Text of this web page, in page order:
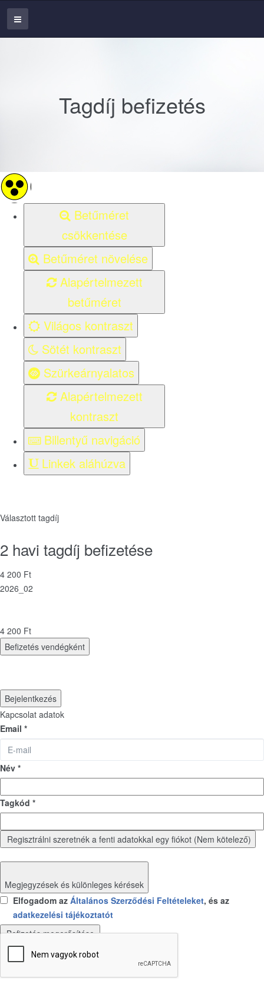
Tagdíj befizetés
Betűméret
csökkentése
Betűméret növelése
Alapértelmezett
betűméret
Világos kontraszt
Sötét kontraszt
Szürkeárnyalatos
Alapértelmezett
kontraszt
Billentyű navigáció
Linkek aláhúzva
Választott tagdíj
2 havi tagdíj befizetése
4 200 Ft
2026_02
4 200 Ft
Befizetés vendégként
Bejelentkezés
Kapcsolat adatok
Email *
Név *
Tagkód *
Regisztrálni szeretnék a fenti adatokkal egy fiókot (Nem kötelező)
Megjegyzések és különleges kérések
Elfogadom azÁltalános Szerződési Feltételeket, és az
adatkezelési tájékoztatót
Befizetés megerősítése